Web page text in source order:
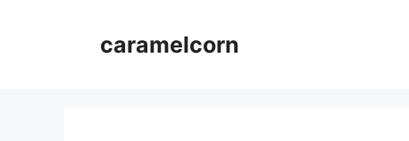
caramelcorn